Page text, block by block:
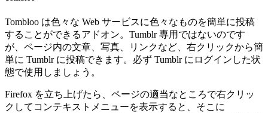
Tombloo は色々な Web サービスに色々なものを簡単に投稿
することができるアドオン。Tumblr 専用ではないのです
が、ページ内の文章、写真、リンクなど、右クリックから簡
単に Tumblr に投稿できます。必ず Tumblr にログインした状
態で使用しましょう。
Firefox を立ち上げたら、ページの適当なところで右クリッ
クしてコンテキストメニューを表示すると、そこに